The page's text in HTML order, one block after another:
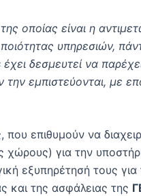
οποίας είναι η
υπηρεσιών,
έχει δεσμευτεί να
την εμπιστεύονται, με
επιθυμούν να
χώρους) για την
εξυπηρέτησή τους
και της ασφάλειας της